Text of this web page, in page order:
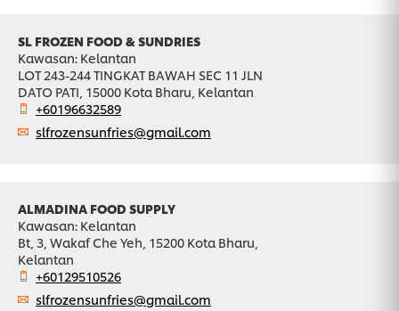
SL FROZEN FOOD & SUNDRIES
Kawasan: Kelantan
LOT 243-244 TINGKAT BAWAH SEC 11 JLN
DATO PATI, 15000 Kota Bharu, Kelantan
+60196632589
slfrozensunfries@gmail.com
ALMADINA FOOD SUPPLY
Kawasan: Kelantan
Bt, 3, Wakaf Che Yeh, 15200 Kota Bharu,
Kelantan
+60129510526
slfrozensunfries@gmail.com